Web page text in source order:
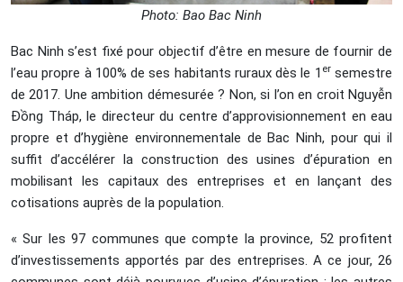
Photo: Bao Bac Ninh
Bac Ninh s’est fixé pour objectif d’être en mesure de fournir de
l’eau propre à 100% de ses habitants ruraux dès le 1 ersemestre
de 2017. Une ambition démesurée ? Non, si l’on en croit Nguyễn
Đồng Tháp, le directeur du centre d’approvisionnement en eau
propre et d’hygiène environnementale de Bac Ninh, pour qui il
suffit d’accélérer la construction des usines d’épuration en
mobilisant les capitaux des entreprises et en lançant des
cotisations auprès de la population.
« Sur les 97 communes que compte la province, 52 profitent
d’investissements apportés par des entreprises. A ce jour, 26